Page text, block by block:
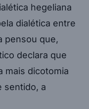
hegeliana
dialética entre
pensou que,
declara que
mais dicotomia
sentido, a